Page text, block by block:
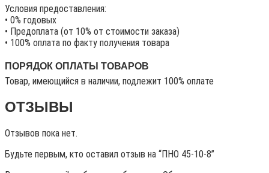
Условия предоставления:
• 0% годовых
• Предоплата (от 10% от стоимости заказа)
• 100% оплата по факту получения товара
ПОРЯДОК ОПЛАТЫ ТОВАРОВ
Товар, имеющийся в наличии, подлежит 100% оплате
ОТЗЫВЫ
Отзывов пока нет.
Будьте первым, кто оставил отзыв на “ПНО 45-10-8”